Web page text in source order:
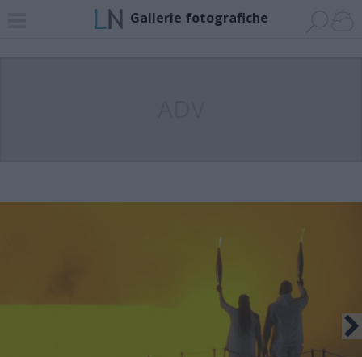
Gallerie fotografiche